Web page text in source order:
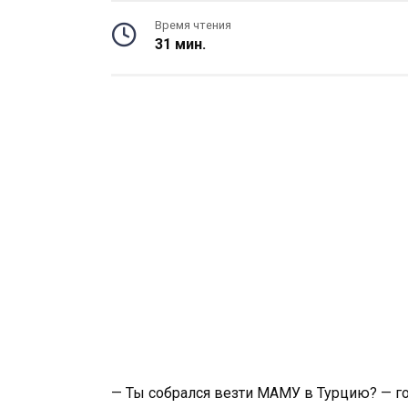
Время чтения
31 мин.
— Ты собрался везти МАМУ в Турцию? —